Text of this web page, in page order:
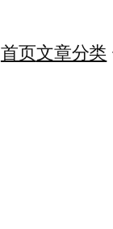
首页文章分类